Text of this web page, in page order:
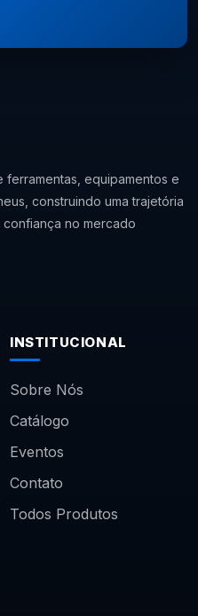
ferramentas, equipamentos e
construindo uma trajetória
no mercado
INSTITUCIONAL
Sobre Nós
Catálogo
Eventos
Contato
Todos Produtos